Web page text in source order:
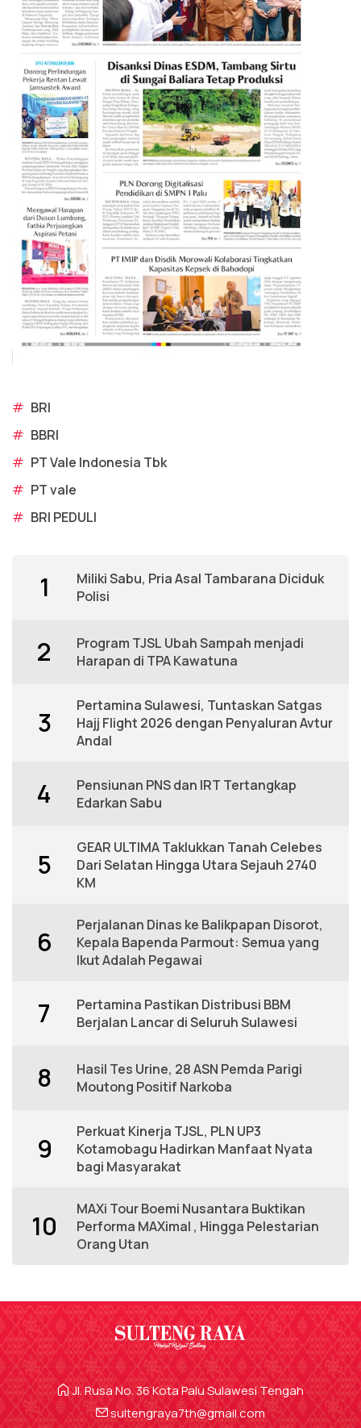
# BRI
# BBRI
# PT Vale Indonesia Tbk
# PT vale
# BRI PEDULI
1
Miliki Sabu, Pria Asal Tambarana Diciduk
Polisi
2
Program TJSL Ubah Sampah menjadi
Harapan di TPA Kawatuna
3
Pertamina Sulawesi, Tuntaskan Satgas
Hajj Flight 2026 dengan Penyaluran Avtur
Andal
4
Pensiunan PNS dan IRT Tertangkap
Edarkan Sabu
5
GEAR ULTIMA Taklukkan Tanah Celebes
Dari Selatan Hingga Utara Sejauh 2740
KM
6
Perjalanan Dinas ke Balikpapan Disorot,
Kepala Bapenda Parmout: Semua yang
Ikut Adalah Pegawai
7
Pertamina Pastikan Distribusi BBM
Berjalan Lancar di Seluruh Sulawesi
8
Hasil Tes Urine, 28 ASN Pemda Parigi
Moutong Positif Narkoba
9
Perkuat Kinerja TJSL, PLN UP3
Kotamobagu Hadirkan Manfaat Nyata
bagi Masyarakat
10
MAXi Tour Boemi Nusantara Buktikan
Performa MAXimal , Hingga Pelestarian
Orang Utan
Jl. Rusa No. 36 Kota Palu Sulawesi Tengah
sultengraya7th@gmail.com